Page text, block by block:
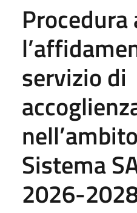
servizio di
Sistema
2026-